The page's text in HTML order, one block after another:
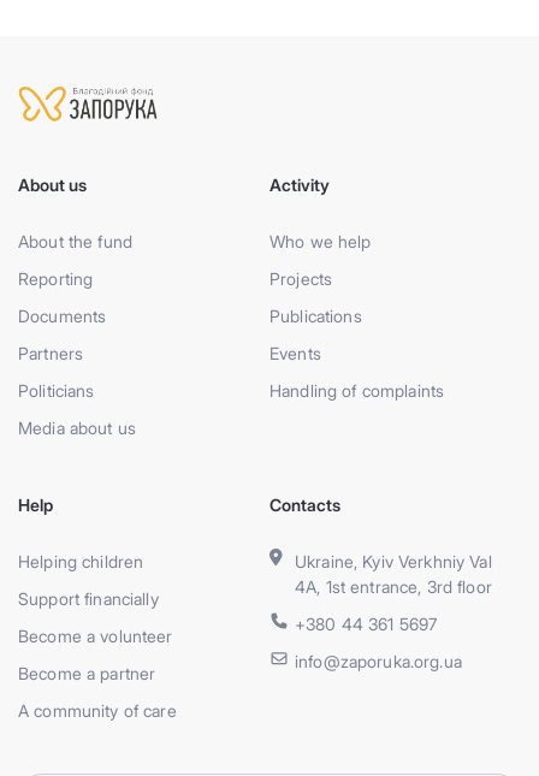
About us
About the fund
Reporting
Documents
Partners
Politicians
Media about us
Activity
Who we help
Projects
Publications
Events
Handling of complaints
Help
Helping children
Support financially
Become a volunteer
Become a partner
A community of care
Contacts
Ukraine, Kyiv Verkhniy Val
4A, 1st entrance, 3rd floor
+380 44 361 5697
info@zaporuka.org.ua